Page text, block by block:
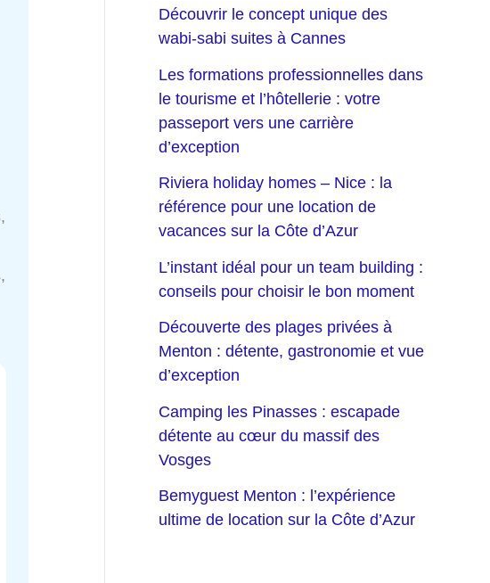
Découvrir le concept unique des
wabi-sabi suites à Cannes
Les formations professionnelles dans
le tourisme et l’hôtellerie : votre
passeport vers une carrière
d’exception
Riviera holiday homes – Nice : la
référence pour une location de
vacances sur la Côte d’Azur
L’instant idéal pour un team building :
conseils pour choisir le bon moment
Découverte des plages privées à
Menton : détente, gastronomie et vue
d’exception
Camping les Pinasses : escapade
détente au cœur du massif des
Vosges
Bemyguest Menton : l’expérience
ultime de location sur la Côte d’Azur